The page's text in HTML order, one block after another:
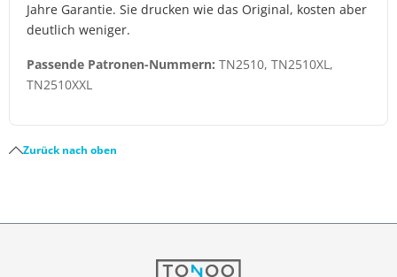
Jahre Garantie. Sie drucken wie das Original, kosten aber
deutlich weniger.
Passende Patronen-Nummern: TN2510, TN2510XL,
TN2510XXL
Zurück nach oben